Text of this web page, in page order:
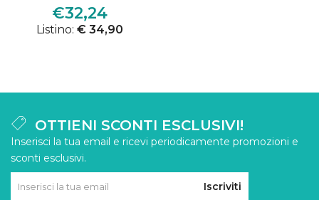
€32,24
Listino: € 34,90
OTTIENI SCONTI ESCLUSIVI!
Inserisci la tua email e ricevi periodicamente promozioni e
sconti esclusivi.
Iscriviti